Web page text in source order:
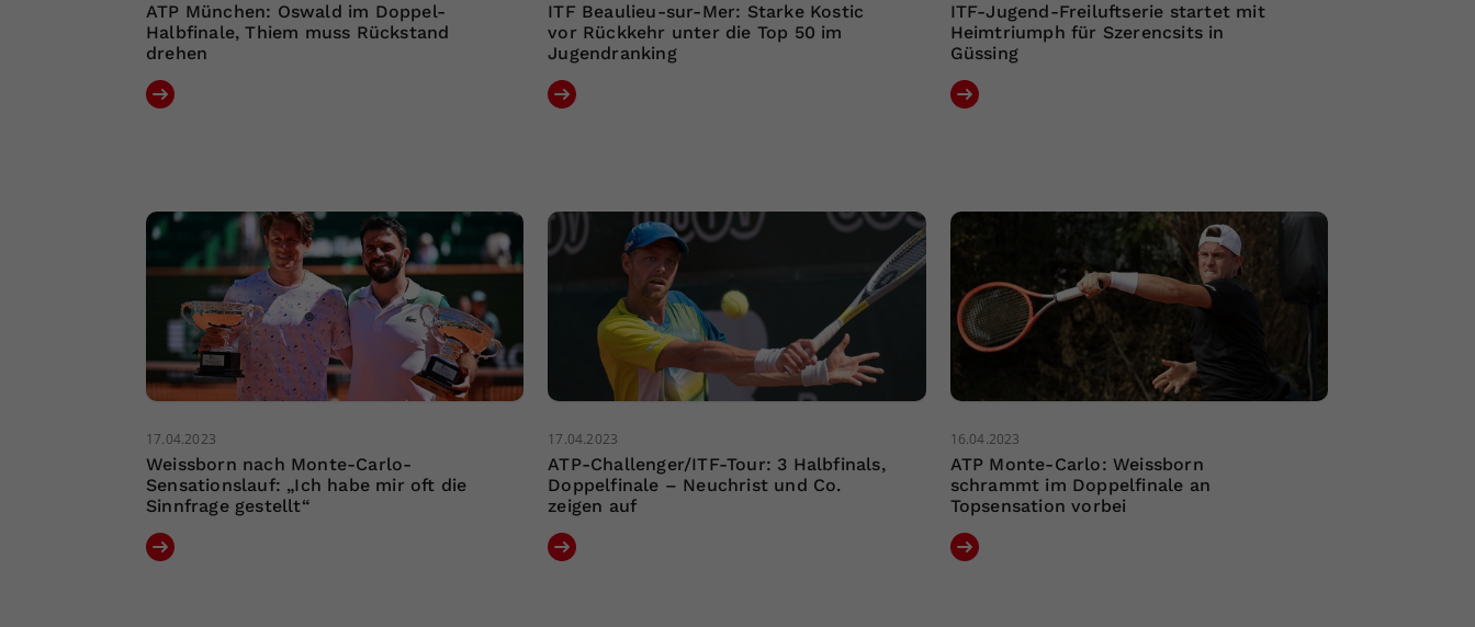
ATP München: Oswald im Doppel-
Halbfinale, Thiem muss Rückstand
drehen
ITF Beaulieu-sur-Mer: Starke Kostic
vor Rückkehr unter die Top 50 im
Jugendranking
ITF-Jugend-Freiluftserie startet mit
Heimtriumph für Szerencsits in
Güssing
17.04.2023
Weissborn nach Monte-Carlo-
Sensationslauf: „Ich habe mir oft die
Sinnfrage gestellt“
17.04.2023
ATP-Challenger/ITF-Tour: 3 Halbfinals,
Doppelfinale – Neuchrist und Co.
zeigen auf
16.04.2023
ATP Monte-Carlo: Weissborn
schrammt im Doppelfinale an
Topsensation vorbei